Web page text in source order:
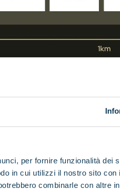
per fornire funzionalità dei
in cui utilizzi il nostro sito
combinarle con altre